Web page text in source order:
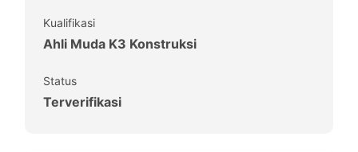
Kualifikasi
Ahli Muda K3 Konstruksi
Status
Terverifikasi